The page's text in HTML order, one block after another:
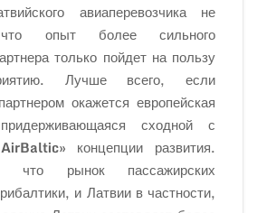
авиаперевозчика не
что опыт более сильного
только пойдет на пользу
Лучше всего, если
окажется европейская
сходной с
концепции развития.
что рынок пассажирских
и Латвии в частности,